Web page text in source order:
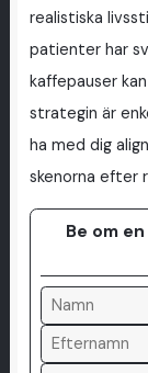
realistiska
patienter har
kaffepauser
strategin är
ha med dig
skenorna efter
Be om